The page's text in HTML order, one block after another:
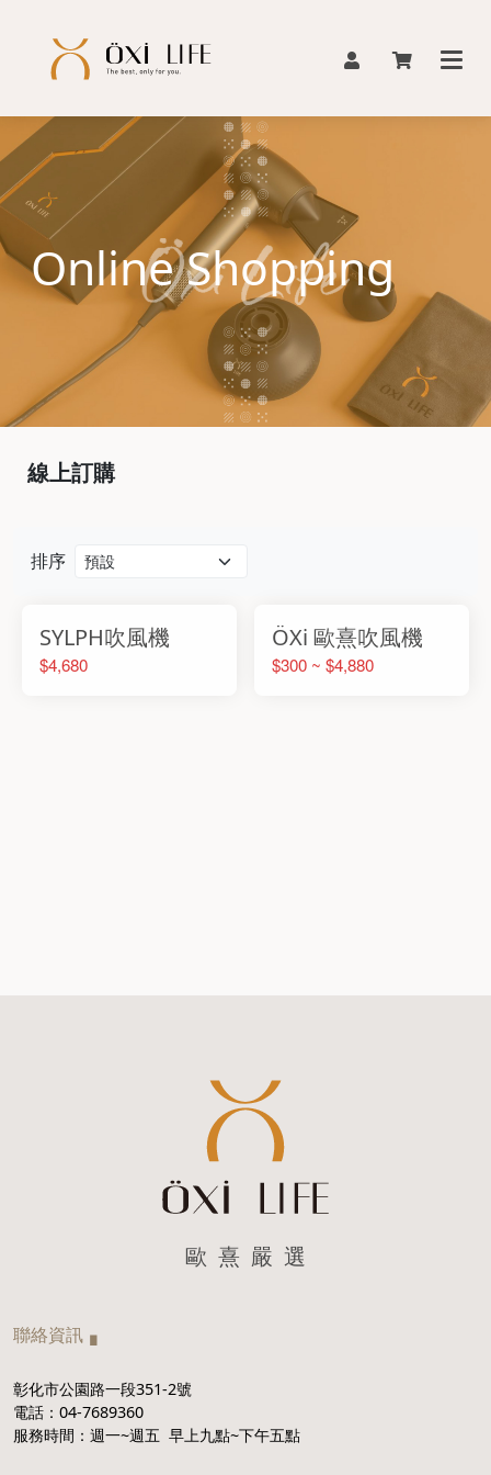
Online Shopping
排序
SYLPH吹風機
$4,680
ÖXi 歐熹吹風機
$300 ~ $4,880
線上訂購
歐 熹 嚴 選
聯絡資訊▗
彰化市公園路一段351-2號
電話： 04-7689360
服務時間：週一~週五 早上九點~下午五點